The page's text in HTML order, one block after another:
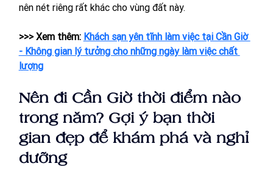
nên nét riêng rất khác cho vùng đất này.
>>> Xem thêm: Khách sạn yên tĩnh làm việc tại Cần Giờ
- Không gian lý tưởng cho những ngày làm việc chất
lượng
Nên đi Cần Giờ thời điểm nào
trong năm? Gợi ý bạn thời
gian đẹp để khám phá và nghỉ
dưỡng